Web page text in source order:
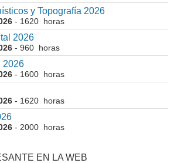
y Topografía 2026
- 1620 horas
2026
- 960 horas
2026
- 1600 horas
- 1620 horas
- 2000 horas
EN LA WEB